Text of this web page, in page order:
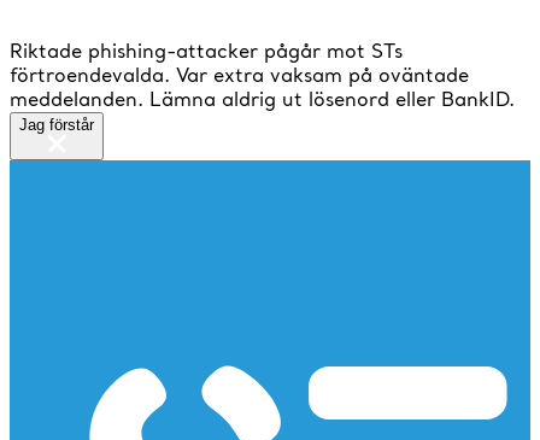
Riktade phishing-attacker pågår mot STs
förtroendevalda. Var extra vaksam på oväntade
meddelanden. Lämna aldrig ut lösenord eller BankID.
Jag förstår